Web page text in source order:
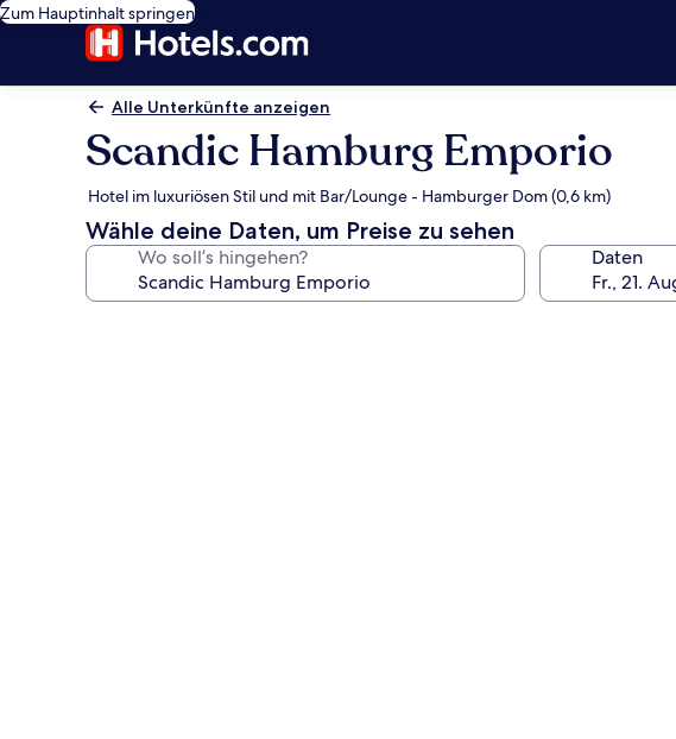
Zum Hauptinhalt springen
Alle Unterkünfte anzeigen
Scandic Hamburg Emporio
Hotel im luxuriösen Stil und mit Bar/Lounge - Hamburger Dom (0,6 km)
Wähle deine Daten, um Preise zu sehen
Wo soll’s hingehen? Daten